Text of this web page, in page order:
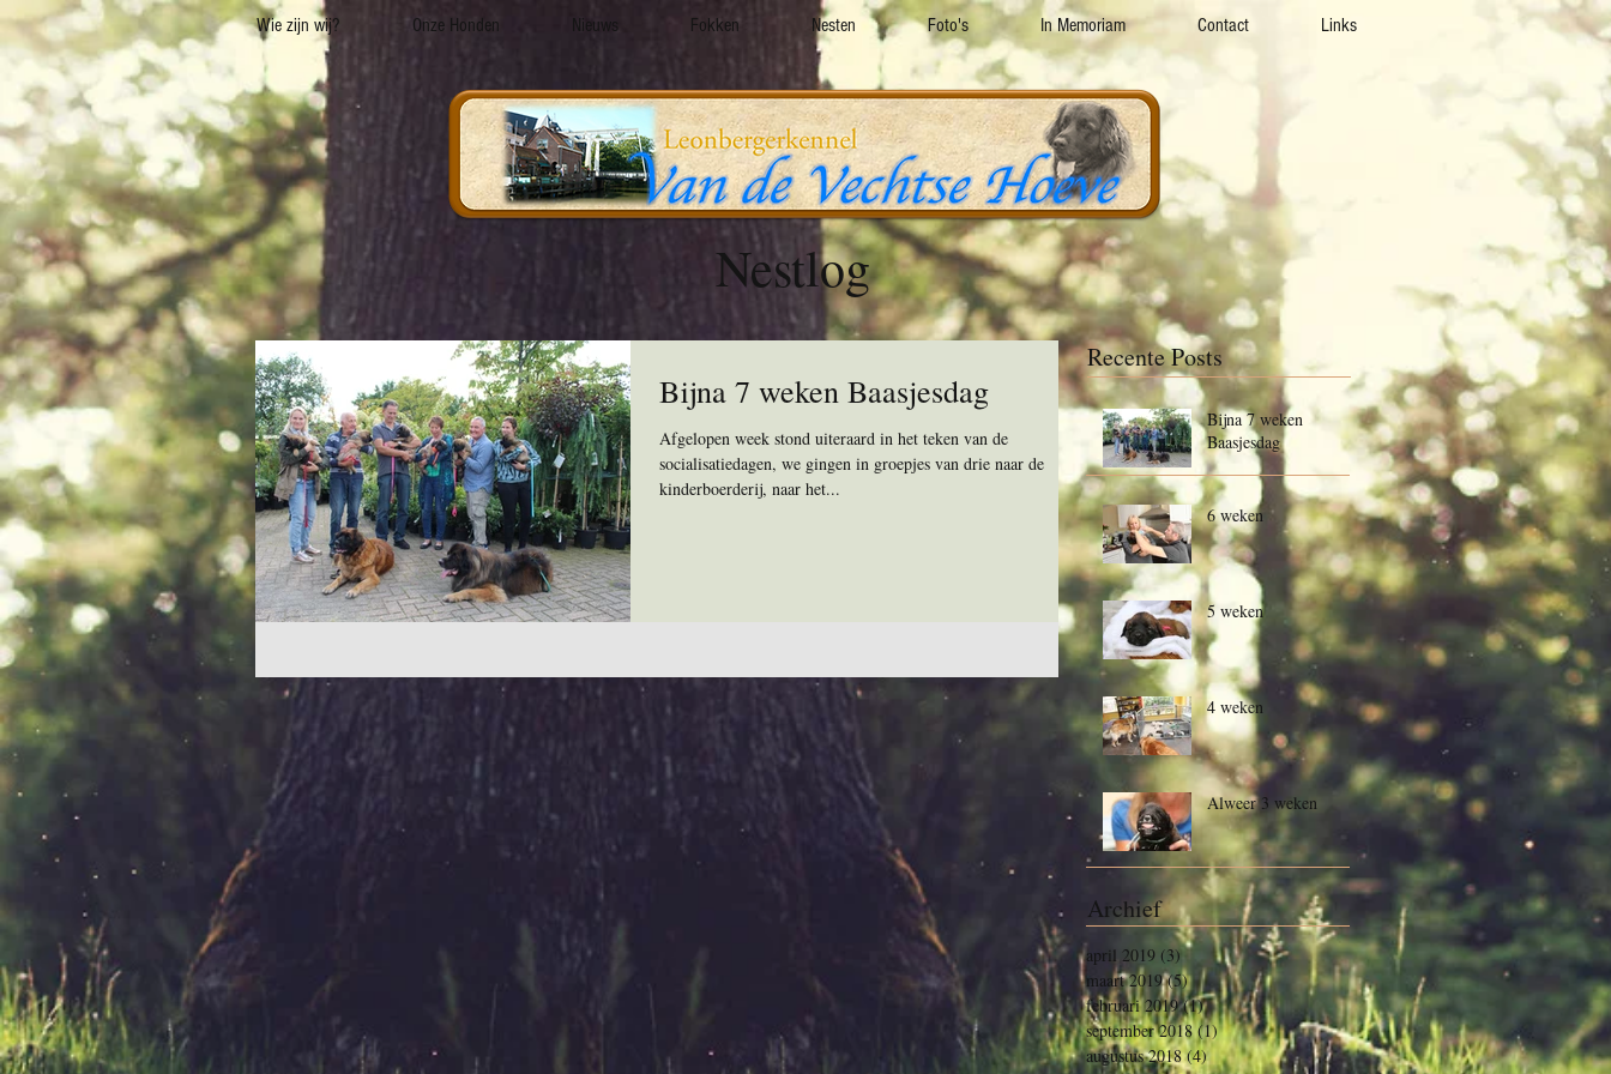
Wie zijn wij? Onze Honden Nieuws Fokken Nesten Foto's In Memoriam Contact Links
Nestlog
Bijna 7 weken Baasjesdag
Afgelopen week stond uiteraard in het teken van de
socialisatiedagen, we gingen in groepjes van drie naar de
kinderboerderij, naar het...
Recente Posts
Bijna 7 weken
Baasjesdag
6 weken
5 weken
4 weken
Alweer 3 weken
Archief
april 2019 (3)3 posts
maart 2019 (5)5 posts
februari 2019 (1)1 post
september 2018 (1)1 post
augustus 2018 (4)4 posts